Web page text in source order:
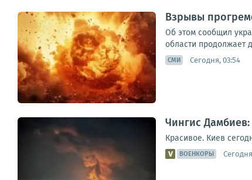
Взрывы
Об этом сообщил
области продолжает
СМИ Сегодня, 03:54
Чингис
Красивое. Киев
ВОЕНКОРЫ